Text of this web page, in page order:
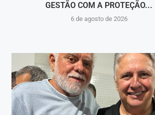
GESTÃO COM A PROTEÇÃO...
6 de agosto de 2026